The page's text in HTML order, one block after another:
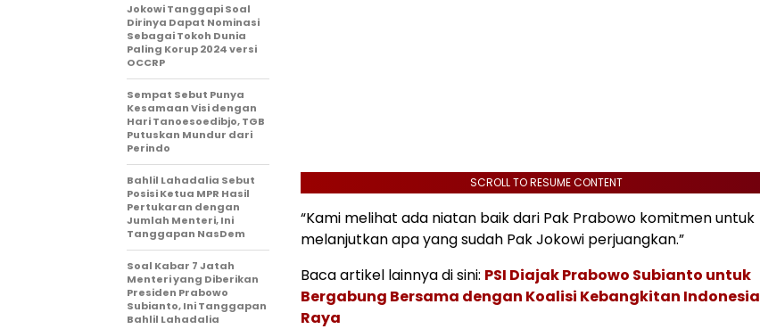
SCROLL TO RESUME CONTENT
“Kami melihat ada niatan baik dari Pak Prabowo komitmen untuk
melanjutkan apa yang sudah Pak Jokowi perjuangkan.”
Baca artikel lainnya di sini: PSI Diajak Prabowo Subianto untuk
Bergabung Bersama dengan Koalisi Kebangkitan Indonesia
Raya
Jokowi Tanggapi Soal
Dirinya Dapat Nominasi
Sebagai Tokoh Dunia
Paling Korup 2024 versi
OCCRP
Sempat Sebut Punya
Kesamaan Visi dengan
Hari Tanoesoedibjo, TGB
Putuskan Mundur dari
Perindo
Bahlil Lahadalia Sebut
Posisi Ketua MPR Hasil
Pertukaran dengan
Jumlah Menteri, Ini
Tanggapan NasDem
Soal Kabar 7 Jatah
Menteri yang Diberikan
Presiden Prabowo
Subianto, Ini Tanggapan
Bahlil Lahadalia